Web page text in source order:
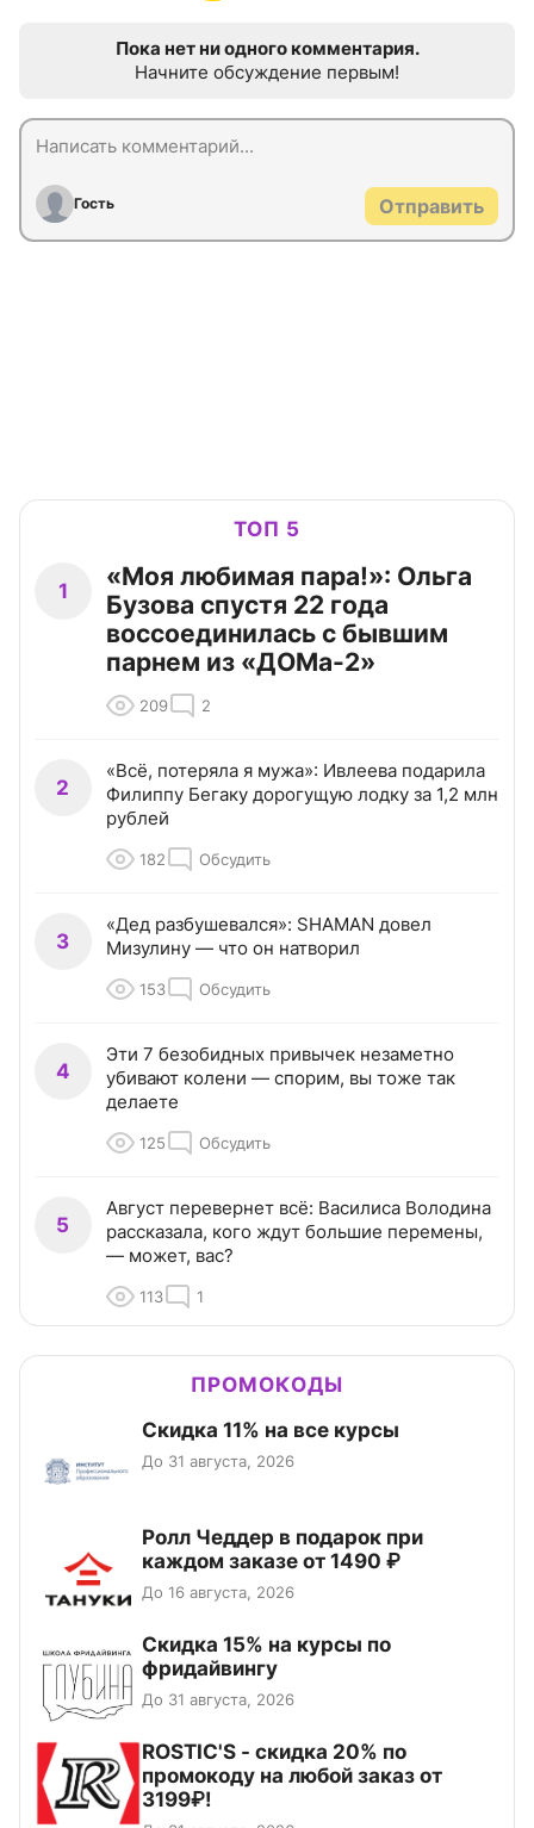
Пока нет ни одного комментария.
Начните обсуждение первым!
Гость Отправить
ТОП 5
1
«Моя любимая пара!»: Ольга
Бузова спустя 22 года
воссоединилась с бывшим
парнем из «ДОМа-2»
209 2
2
«Всё, потеряла я мужа»: Ивлеева подарила
Филиппу Бегаку дорогущую лодку за 1,2 млн
рублей
182 Обсудить
3
«Дед разбушевался»: SHAMAN довел
Мизулину — что он натворил
153 Обсудить
4
Эти 7 безобидных привычек незаметно
убивают колени — спорим, вы тоже так
делаете
125 Обсудить
5
Август перевернет всё: Василиса Володина
рассказала, кого ждут большие перемены,
— может, вас?
113 1
ПРОМОКОДЫ
Скидка 11% на все курсы
До 31 августа, 2026
Ролл Чеддер в подарок при
каждом заказе от 1490 ₽
До 16 августа, 2026
Скидка 15% на курсы по
фридайвингу
До 31 августа, 2026
ROSTIC'S - скидка 20% по
промокоду на любой заказ от
3199₽!